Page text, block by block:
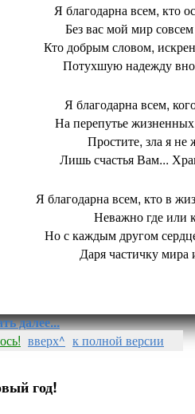
Я благодарна всем, кто
Без вас мой мир
Кто добрым словом,
Потухшую надежду
Я благодарна всем,
На перепутье
Простите, зла я не
Лишь счастья Вам...
Я благодарна всем, кто в
Неважно где или
Но с каждым другом
Даря частичку мира
далее...
вверх^ к полной версии
год!